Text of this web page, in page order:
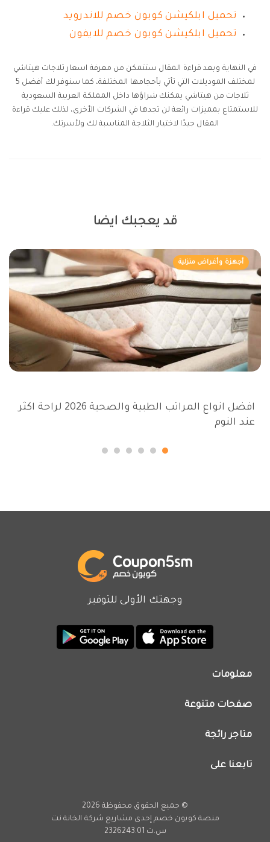
تحميل ابلكيشن كوبون خصم للاندرويد
تحميل ابلكيشن كوبون خصم للايفون
في النهاية وبعد قراءة المقال ستتمكن من معرفة اسعار ثلاجات هيتاشي
لمختلف الموديلات التي تأتي بأحجامها المختلفة، كما سنوفر لك أفضل 5
ثلاجات من هيتاشي يمكنك شراؤها داخل المملكة العربية السعودية
للاستمتاع بمميزات رائعة لن تجدها في الشركات الأخرى، لذلك عليك قراءة
المقال جيدًا لاختيار الثلاجة المناسبة لك ولأسرتك.
قد يعجبك ايضا
أجهزة وأغراض منزلية
افضل انواع المراتب الطبية والصحية 2026 لراحة اكثر
عند النوم
وجهتك الأولى للتوفير
معلومات
اتصل بنا
اعلن معنا
فريق عمل كوبون خصم
صفحات متنوعة
عروض اليوم
متاجر رائجة
كود خصم نمشي
كود خصم كارفور
تابعنا على
تويتر
© جميع الحقوق محفوظة 2026
منصة كوبون خصم إحدى مشاريع شركة الخانة نت
س.ت 2326243.01